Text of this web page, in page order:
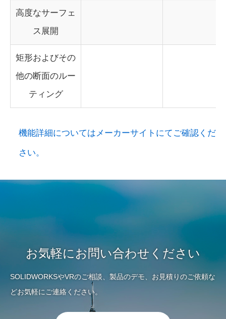
高度なサーフェ
ス展開
矩形およびその
他の断面のルー
ティング
機能詳細についてはメーカーサイトにてご確認くだ
さい。
お気軽にお問い合わせください
SOLIDWORKSやVRのご相談、製品のデモ、お見積りのご依頼な
どお気軽にご連絡ください。